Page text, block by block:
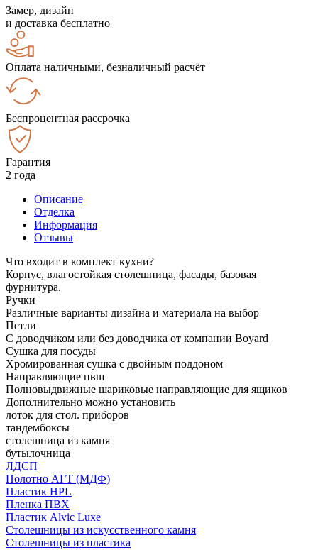
Замер, дизайн
и доставка бесплатно
Оплата наличными, безналичный расчёт
Беспроцентная рассрочка
Гарантия
2 года
Описание
Отделка
Информация
Отзывы
Что входит в комплект кухни?
Корпус, влагостойкая столешница, фасады, базовая
фурнитура.
Ручки
Различные варианты дизайна и материала на выбор
Петли
С доводчиком или без доводчика от компании Boyard
Сушка для посуды
Хромированная сушка с двойным поддоном
Направляющие пвш
Полновыдвижные шариковые направляющие для ящиков
Дополнительно можно установить
лоток для стол. приборов
тандембоксы
столешница из камня
бутылочница
ЛДСП
Полотно АГТ (МДФ)
Пластик HPL
Пленка ПВХ
Пластик Alvic Luxe
Столешницы из искусственного камня
Столешницы из пластика